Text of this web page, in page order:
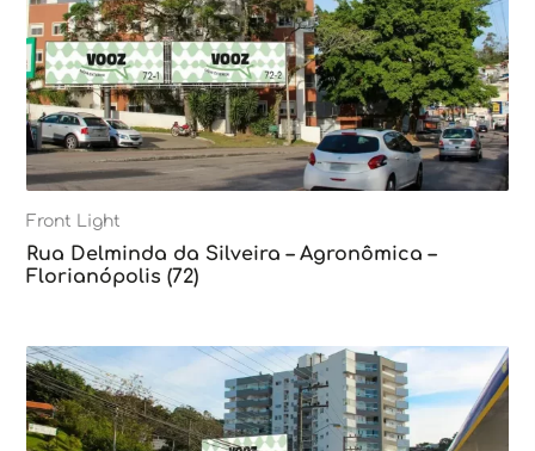
Front Light
Rua Delminda da Silveira – Agronômica –
Florianópolis (72)